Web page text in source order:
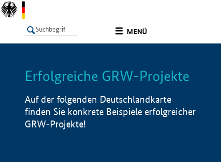
MENÜ
LISTE Info
Erfolgreiche GRW-Projekte
Auf der folgenden Deutschlandkarte
finden Sie konkrete Beispiele erfolgreicher
GRW-Projekte!